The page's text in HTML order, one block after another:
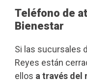
Teléfono de
Bienestar
Si las sucursales
Reyes están
ellos a través del